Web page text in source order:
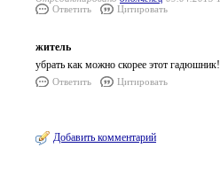
Ответить
Цитировать
житель
убрать как можно скорее этот гадюшник!
Ответить Цитировать
Добавить комментарий